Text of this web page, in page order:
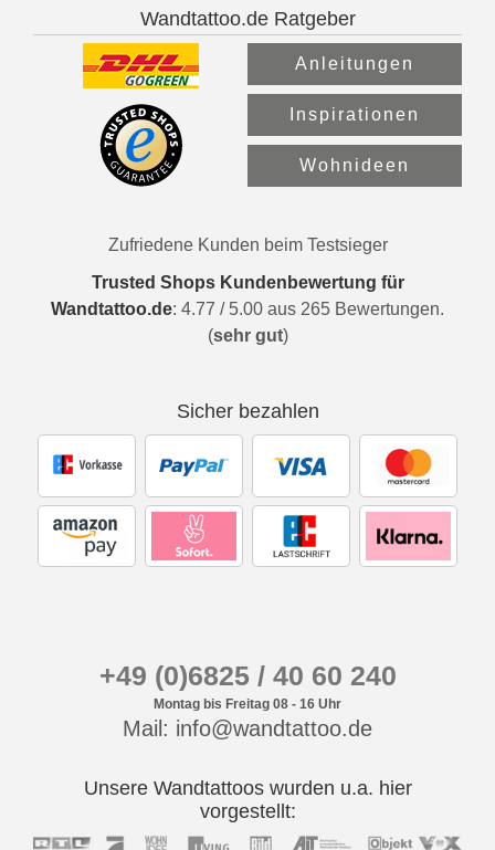
Wandtattoo.de Ratgeber
Anleitungen
Inspirationen
Wohnideen
Zufriedene Kunden beim Testsieger
Trusted Shops Kundenbewertung für
Wandtattoo.de: 4.77 / 5.00 aus 265 Bewertungen.
(sehr gut)
Sicher bezahlen
+49 (0)6825 / 40 60 240
Montag bis Freitag 08 - 16 Uhr
Mail: info@wandtattoo.de
Unsere Wandtattoos wurden u.a. hier
vorgestellt: